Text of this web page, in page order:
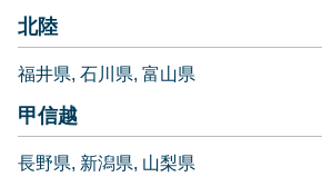
北陸
福井県 石川県 富山県
甲信越
長野県 新潟県 山梨県